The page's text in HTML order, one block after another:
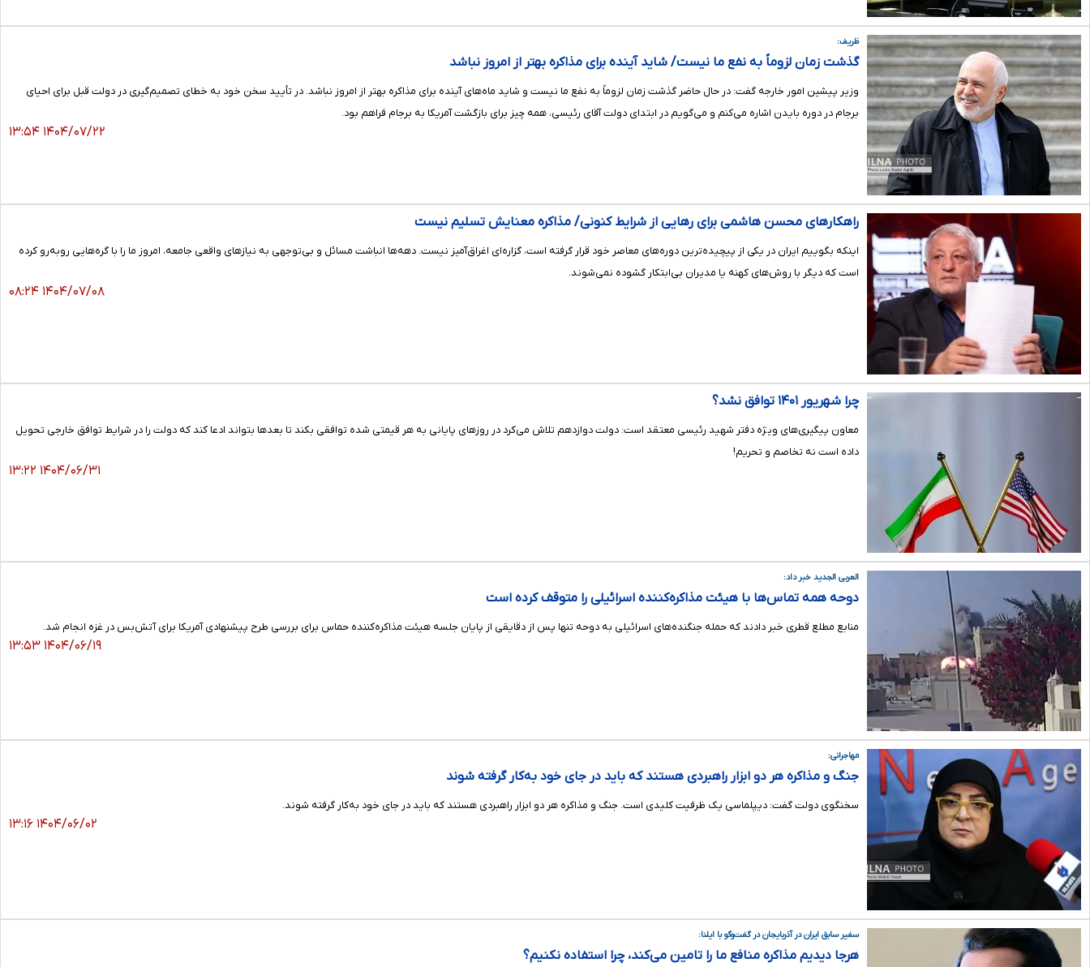
ظریف:
گذشت زمان لزوماً به نفع ما نیست/ شاید آینده برای مذاکره بهتر از امروز نباشد
وزیر پیشین امور خارجه گفت: در حال حاضر گذشت زمان لزوماً به نفع ما نیست و شاید ماه‌های آینده برای مذاکره بهتر از امروز نباشد. در تأیید سخن خود به خطای تصمیم‌گیری در دولت قبل برای احیای
برجام در دوره بایدن اشاره می‌کنم و می‌گویم در ابتدای دولت آقای رئیسی، همه چیز برای بازگشت آمریکا به برجام فراهم بود.
۱۴۰۴/۰۷/۲۲ ۱۳:۵۴
راهکارهای محسن هاشمی برای رهایی از شرایط کنونی/ مذاکره معنایش تسلیم نیست
اینکه بگوییم ایران در یکی از پیچیده‌ترین دوره‌های معاصر خود قرار گرفته است، گزاره‌ای اغراق‌آمیز نیست. دهه‌ها انباشت مسائل و بی‌توجهی به نیازهای واقعی جامعه، امروز ما را با گره‌هایی روبه‌رو کرده
است که دیگر با روش‌های کهنه یا مدیران بی‌ابتکار گشوده نمی‌شوند.
۱۴۰۴/۰۷/۰۸ ۰۸:۲۴
چرا شهریور ۱۴۰۱‌ توافق نشد؟
معاون پیگیری‌های ویژه دفتر شهید رئیسی معتقد است: دولت دوازدهم تلاش می‌کرد در روز‌های پایانی به هر قیمتی شده توافقی بکند تا بعد‌ها بتواند ادعا کند که دولت را در شرایط توافق خارجی تحویل
داده است نه تخاصم و تحریم!
۱۴۰۴/۰۶/۳۱ ۱۳:۲۲
العربی الجدید خبر داد:
دوحه همه تماس‌ها با هیئت مذاکره‌کننده اسرائیلی را متوقف کرده است
منابع مطلع قطری خبر دادند که حمله جنگنده‌های اسرائیلی به دوحه تنها پس از دقایقی از پایان جلسه هیئت مذاکره‌کننده حماس برای بررسی طرح پیشنهادی آمریکا برای آتش‌بس در غزه انجام شد.
۱۴۰۴/۰۶/۱۹ ۱۳:۵۳
مهاجرانی:
جنگ و مذاکره هر دو ابزار راهبردی هستند که باید در جای خود به‌کار گرفته شوند
سخنگوی دولت گفت: دیپلماسی یک ظرفیت کلیدی است. جنگ و مذاکره هر دو ابزار راهبردی هستند که باید در جای خود به‌کار گرفته شوند.
۱۴۰۴/۰۶/۰۲ ۱۳:۱۶
سفیر سابق ایران در آذربایجان در گفت‌وگو با ایلنا:
هرجا دیدیم مذاکره منافع ما را تامین می‌کند، چرا استفاده نکنیم؟